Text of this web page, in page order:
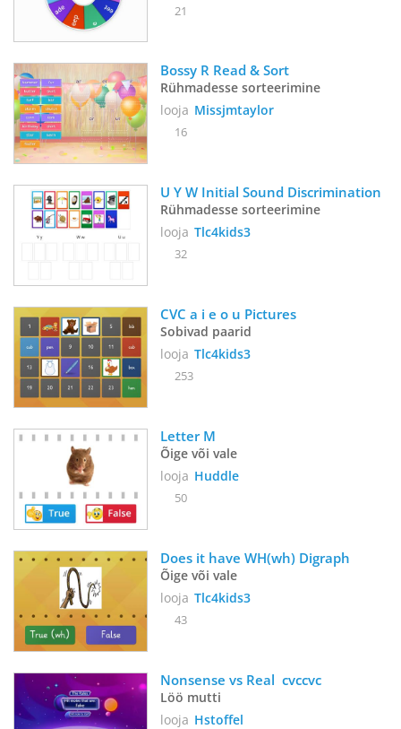
21
Bossy R Read & Sort
Rühmadesse sorteerimine
looja Missjmtaylor
16
Rühmadesse sorteerimine
looja Tlc4kids3
32
CVC a i e o u Pictures
Sobivad paarid
looja Tlc4kids3
253
Letter M
Õige või vale
looja Huddle
50
Does it have WH(wh) Digraph
Õige või vale
looja Tlc4kids3
43
Nonsense vs Real  cvccvc
Löö mutti
looja Hstoffel